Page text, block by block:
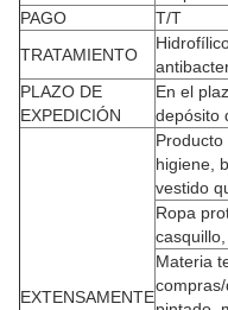
PAGO
T/T
TRATAMIENTO
PLAZO DE
EXPEDICIÓN
En el
depósito
EXTENSAMENTE
higiene,
vestido
Ropa
Materia